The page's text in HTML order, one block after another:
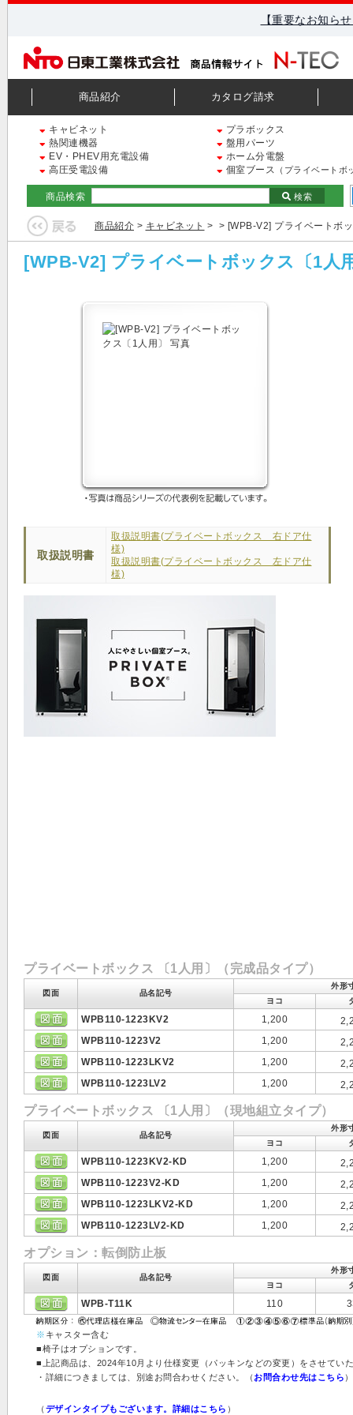
【重要なお知ら
商品紹介 カタログ請求
キャビネット
プラボックス
熱関連機器
盤用パーツ
EV・PHEV用充電設備
ホーム分電盤
高圧受電設備
個室ブース （プライベートボ
商品検索 検索
商品紹介 > キャビネット > > [WPB-V2] プライベートボ
[WPB-V2] プライベートボックス〔1人
取扱説明書
取扱説明書(プライベートボックス 右ドア仕
様)
取扱説明書(プライベートボックス 左ドア仕
様)
プライベートボックス 〔1人用〕（完成品タイプ）
図面 品名記号
外形
ヨコ
WPB110-1223KV2 1,200
WPB110-1223V2
1,200
WPB110-1223LKV2
1,200
WPB110-1223LV2
1,200
プライベートボックス 〔1人用〕（現地組立タイプ）
図面 品名記号
外形
ヨコ
WPB110-1223KV2-KD 1,200
WPB110-1223V2-KD
1,200
WPB110-1223LKV2-KD
1,200
WPB110-1223LV2-KD
1,200
オプション：転倒防止板
図面 品名記号
外形
ヨコ
WPB-T11K 110
※ キャスター含む
■椅子はオプションです。
■上記商品は、2024年10月より仕様変更（パッキンなどの変更）をさせてい
・詳細につきましては、別途お問合わせください。（ お問合わせ先はこちら ）
（ デザインタイプもございます。詳細はこちら ）